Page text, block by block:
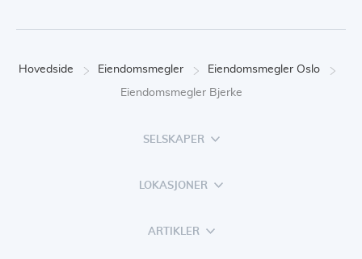
Hovedside Eiendomsmegler Eiendomsmegler Oslo
Eiendomsmegler Bjerke
SELSKAPER
LOKASJONER
ARTIKLER